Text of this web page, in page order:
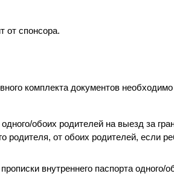
от спонсора.
комплекта документов необходимо
обоих родителей на выезд за
родителя, от обоих родителей, если
внутреннего паспорта одного/